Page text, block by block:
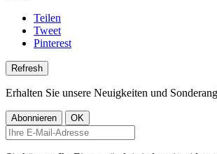
Teilen
Tweet
Pinterest
Erhalten Sie unsere Neuigkeiten und